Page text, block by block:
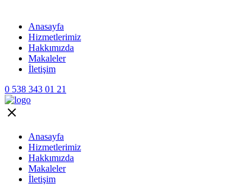
Anasayfa
Hizmetlerimiz
Hakkımızda
Makaleler
İletişim
0 538 343 01 21
Anasayfa
Hizmetlerimiz
Hakkımızda
Makaleler
İletişim